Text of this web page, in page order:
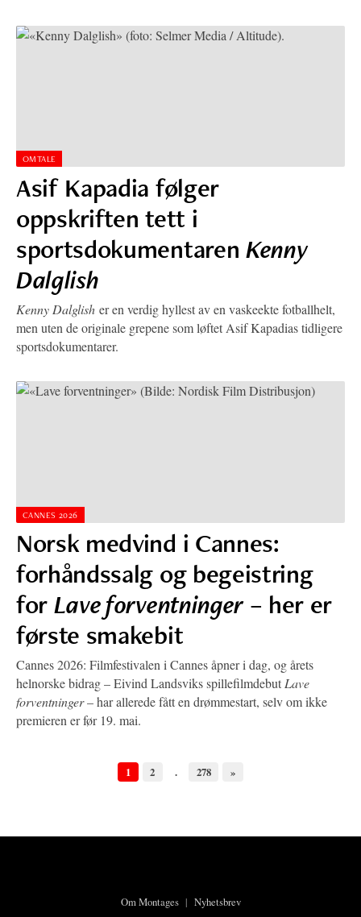
OMTALE
Asif Kapadia følger
oppskriften tett i
sportsdokumentaren Kenny
Dalglish
Kenny Dalglish er en verdig hyllest av en vaskeekte fotballhelt,
men uten de originale grepene som løftet Asif Kapadias tidligere
sportsdokumentarer.
CANNES 2026
Norsk medvind i Cannes:
forhåndssalg og begeistring
forLave forventninger– her er
første smakebit
Cannes 2026: Filmfestivalen i Cannes åpner i dag, og årets
helnorske bidrag – Eivind Landsviks spillefilmdebutLave
forventninger– har allerede fått en drømmestart, selv om ikke
premieren er før 19. mai.
1 2 . 278 »
Om Montages| Nyhetsbrev